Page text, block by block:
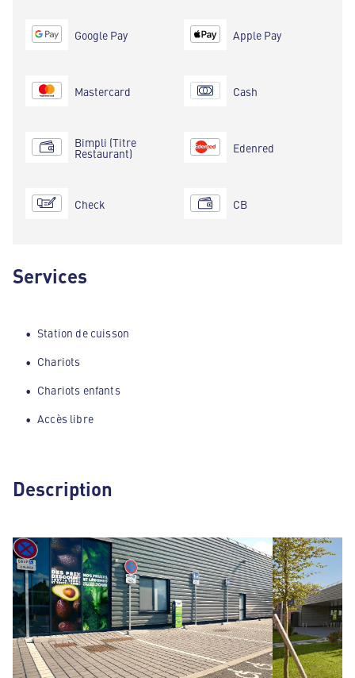
Google Pay
Mastercard
Bimpli (Titre
Restaurant)
Check
Apple Pay
Cash
Edenred
CB
Services
Station de cuisson
Chariots
Chariots enfants
Accès libre
Description